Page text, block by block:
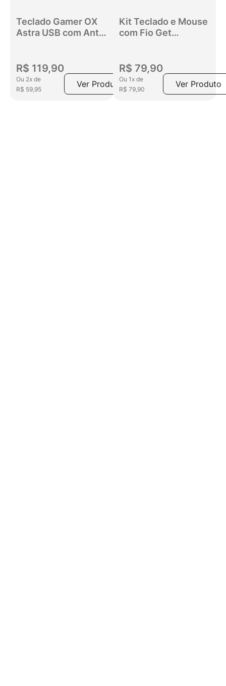
Teclado Gamer OX
Astra USB com Anti-
R$ 119,90
Ou 2x de
R$ 59,95
Ver Produto
Kit Teclado e Mouse
com Fio Get
R$ 79,90
Ou 1x de
R$ 79,90
Ver Produto